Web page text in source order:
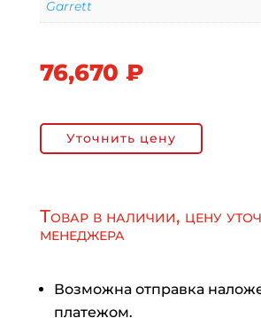
Garrett
76,670 ₽
Уточнить цену
Товар в наличии, цену
менеджера
Возможна отправка
платежом.